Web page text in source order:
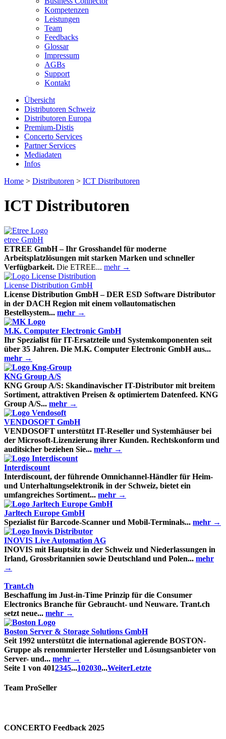
Kompetenzen
Leistungen
Team
Feedbacks
Glossar
Impressum
AGBs
Support
Kontakt
Übersicht
Distributoren Schweiz
Distributoren Europa
Premium-Distis
Concerto Services
Partner Services
Mediadaten
Infos
Home > Distributoren > ICT Distributoren
ICT Distributoren
etree GmbH
ETREE GmbH – Ihr Grosshandel für moderne
Arbeitsplatzlösungen mit starken Marken und schneller
Verfügbarkeit. Die ETREE... mehr →
License Distribution GmbH
License Distribution GmbH – DER ESD Software Distributor
in der DACH Region mit einem vollautomatischen
Bestellsystem... mehr →
M.K. Computer Electronic GmbH
Ihr Spezialist für IT-Ersatzteile und Systemkomponenten seit
über 35 Jahren. Die M.K. Computer Electronic GmbH aus...
mehr →
KNG Group A/S
KNG Group A/S: Skandinavischer IT-Distributor mit breitem
Sortiment, attraktiven Preisen & optimiertem Datenfeed. KNG
Group A/S... mehr →
VENDOSOFT GmbH
VENDOSOFT unterstützt IT-Reseller und Systemhäuser bei
der Microsoft-Lizenzierung ihrer Kunden. Rechtskonform und
auditsicher beziehen Sie... mehr →
Interdiscount
Interdiscount, der führende Omnichannel-Händler für Heim-
und Unterhaltungselektronik in der Schweiz, bietet ein
umfangreiches Sortiment... mehr →
Jarltech Europe GmbH
Spezialist für Barcode-Scanner und Mobil-Terminals... mehr →
INOVIS Live Automation AG
INOVIS mit Hauptsitz in der Schweiz und Niederlassungen in
Irland, Grossbritannien sowie Deutschland und Polen... mehr
→
Trant.ch
Beschaffung im Just-in-Time Prinzip für die Consumer
Electronics Branche für Gebraucht- und Neuware. Trant.ch
setzt neue... mehr →
Boston Server & Storage Solutions GmbH
Seit 1992 unterstützt die international agierende BOSTON-
Gruppe als renommierter Hersteller und Lösungsanbieter von
Server- und... mehr →
Seite 1 von 4012345...102030...WeiterLetzte
Team ProSeller
CONCERTO Feedback 2025